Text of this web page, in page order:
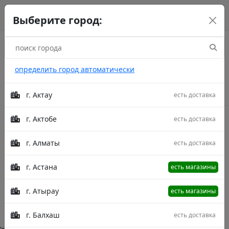
Выберите город:
определить город автоматически
г. Актау есть доставка
г. Актобе есть доставка
г. Алматы есть доставка
г. Астана есть магазины
г. Атырау есть магазины
г. Балхаш есть доставка